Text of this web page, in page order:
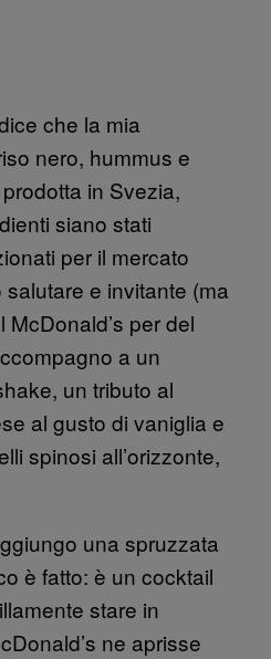
che la mia
nero, hummus e
in Svezia,
siano stati
per il mercato
salutare e invitante (ma
per del
a un
un tributo al
al gusto di vaniglia e
spinosi all’orizzonte,
una spruzzata
è fatto: è un cocktail
stare in
ne aprisse